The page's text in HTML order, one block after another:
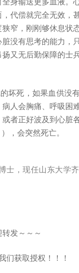
代偿就完全无效，
窄，刚刚够休息状
没有思考的能力，
又无后勤保障的士
坏死，如果血供没
人会胸痛、呼吸困
者正好波及到心脏
，会突然死亡。
士，现任山东大学
发～～～
们获取授权！！！